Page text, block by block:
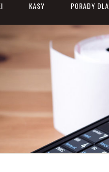
KASY PORADY